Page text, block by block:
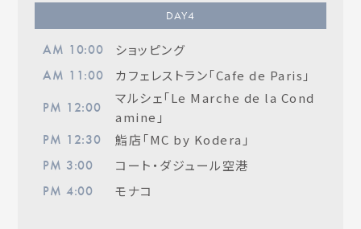
DAY4
AM 10:00 ショッピング
AM 11:00 カフェレストラン「Cafe de Paris」
PM 12:00
マルシェ「Le Marche de la Cond
amine」
PM 12:30 鮨店「MC by Kodera」
PM 3:00 コート・ダジュール空港
PM 4:00 モナコ